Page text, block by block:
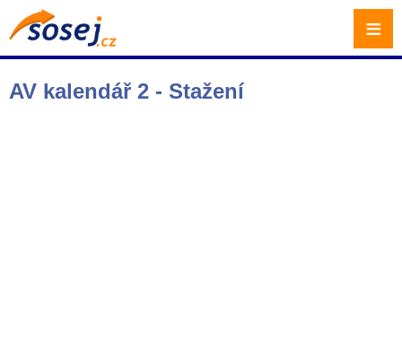
AV kalendář 2 - Stažení
≡